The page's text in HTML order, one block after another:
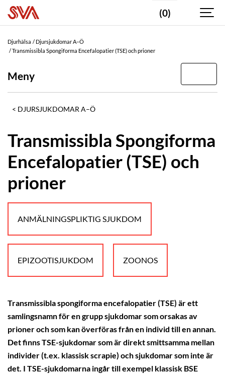
(0)
Djurhälsa
Djursjukdomar A–Ö
Transmissibla Spongiforma Encefalopatier (TSE) och prioner
Meny
DJURSJUKDOMAR A–Ö
Transmissibla Spongiforma
Encefalopatier (TSE) och
prioner
ANMÄLNINGSPLIKTIG SJUKDOM
EPIZOOTISJUKDOM ZOONOS
Transmissibla spongiforma encefalopatier (TSE) är ett
samlingsnamn för en grupp sjukdomar som orsakas av
prioner och som kan överföras från en individ till en annan.
Det finns TSE-sjukdomar som är direkt smittsamma mellan
individer (t.ex. klassisk scrapie) och sjukdomar som inte är
det. I TSE-sjukdomarna ingår till exempel klassisk BSE